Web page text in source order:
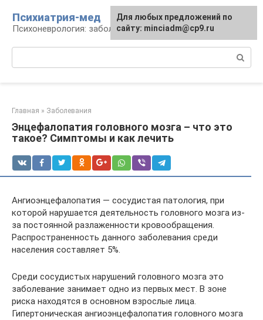
контенту
Психиатрия-мед
Психоневрология: заболевания и терапия
Главная » Заболевания
Энцефалопатия головного мозга – что это
такое? Симптомы и как лечить
Ангиоэнцефалопатия — сосудистая патология, при
которой нарушается деятельность головного мозга из-
за постоянной разлаженности кровообращения.
Распространенность данного заболевания среди
населения составляет 5%.
Среди сосудистых нарушений головного мозга это
заболевание занимает одно из первых мест. В зоне
риска находятся в основном взрослые лица.
Гипертоническая ангиоэнцефалопатия головного мозга
Для любых предложений по
сайту: minciadm@cp9.ru